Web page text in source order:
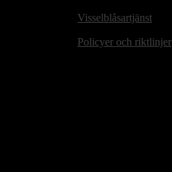
Visselblåsartjänst
Policyer och riktlinjer